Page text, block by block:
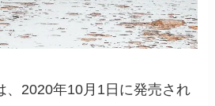
、2020年10月1日に発売され